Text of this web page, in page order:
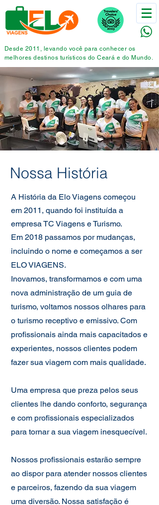
Desde 2011, levando você para conhecer os
melhores destinos turísticos do Ceará e do Mundo.
​Nossa História
A História da Elo Viagens começou
em 2011, quando foi instituída a
empresa TC Viagens e Turismo.
Em 2018 passamos por mudanças,
incluindo o nome e começamos a ser
ELO VIAGENS.
Inovamos, transformamos e com uma
nova administração de um guia de
turismo, voltamos nossos olhares para
o turismo receptivo e emissivo. Com
profissionais ainda mais capacitados e
experientes, nossos clientes podem
fazer sua viagem com mais qualidade.
Uma empresa que preza pelos seus
clientes lhe dando conforto, segurança
e com profissionais especializados
para tornar a sua viagem inesquecível.
Nossos profissionais estarão sempre
ao dispor para atender nossos clientes
e parceiros, fazendo da sua viagem
uma diversão. Nossa satisfação é